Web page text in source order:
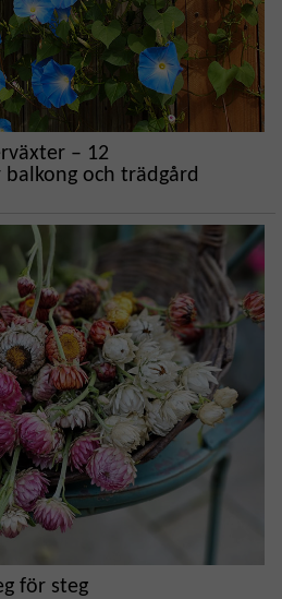
– 12
och trädgård
för steg